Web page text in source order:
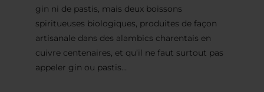
gin ni de pastis, mais deux boissons
spiritueuses biologiques, produites de façon
artisanale dans des alambics charentais en
cuivre centenaires, et qu’il ne faut surtout pas
appeler gin ou pastis…